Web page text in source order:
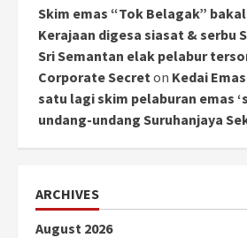
Skim emas “Tok Belagak”
Kerajaan digesa siasat & serbu
Sri Semantan elak pelabur
Corporate Secret on Kedai
satu lagi skim pelaburan emas
undang-undang Suruhanjaya
ARCHIVES
August 2026